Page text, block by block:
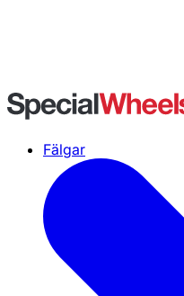
Fälgar